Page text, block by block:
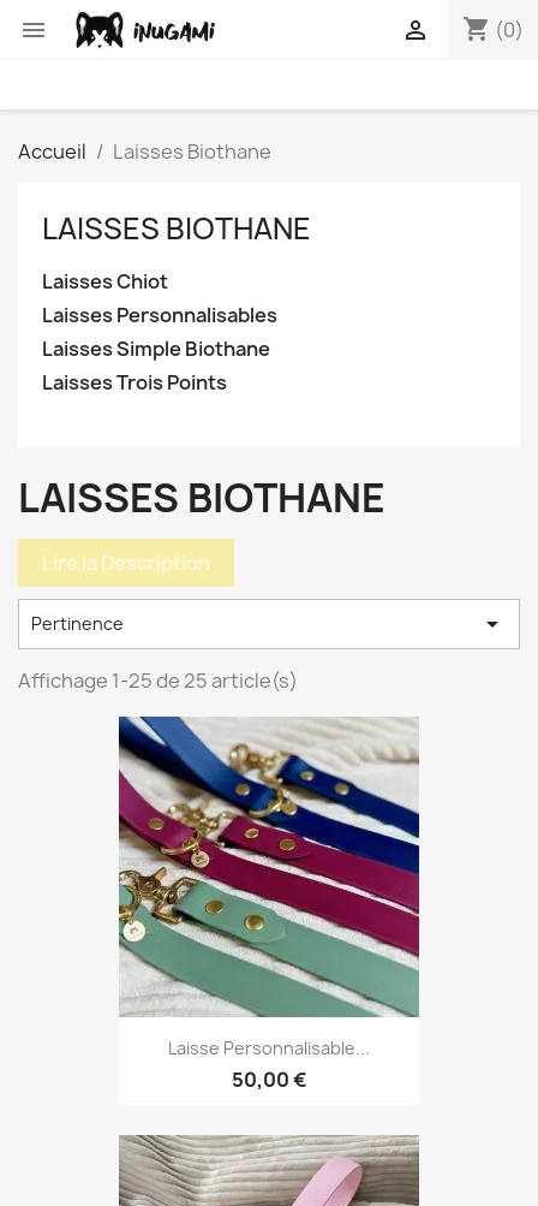
 shopping_cart (0)

Accueil Laisses Biothane
LAISSES BIOTHANE
Laisses Chiot
Laisses Personnalisables
Laisses Simple Biothane
Laisses Trois Points
LAISSES BIOTHANE
Lire la Description
Pertinence 
Affichage 1-25 de 25 article(s)
Laisse Personnalisable...
50,00 €